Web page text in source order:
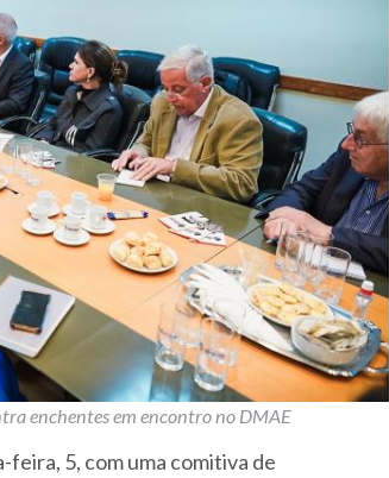
enchentes em encontro no DMAE
5, com uma comitiva de